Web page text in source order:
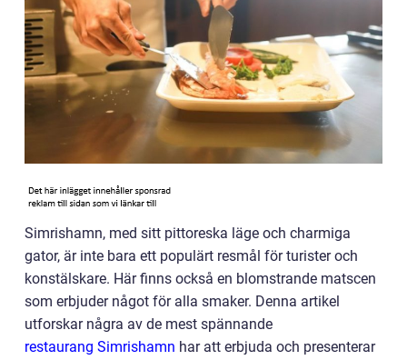
Simrishamn, med sitt pittoreska läge och charmiga
gator, är inte bara ett populärt resmål för turister och
konstälskare. Här finns också en blomstrande matscen
som erbjuder något för alla smaker. Denna artikel
utforskar några av de mest spännande
restaurang Simrishamn har att erbjuda och presenterar